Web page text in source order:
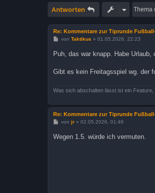
Antworten
Re: Kommentare zur Tiprunde
B
t
a
g
von Taktikus » 01.05.2026, 22:23
Puh, das war knapp. Habe
Gibt es kein Freitagsspiel wg. der
Was sich abschalten lässt ist ein Feature,
Re: Kommentare zur Tiprunde
B
i
t
von jr» 02.05.2026, 01:46
Wegen 1.5. würde ich vermuten.